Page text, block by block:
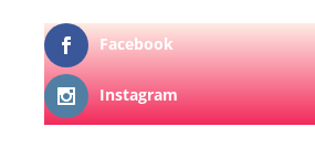
Facebook
Instagram